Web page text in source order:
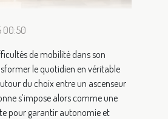
00:50
de mobilité dans son
le quotidien en véritable
du choix entre un ascenseur
s’impose alors comme une
pour garantir autonomie et